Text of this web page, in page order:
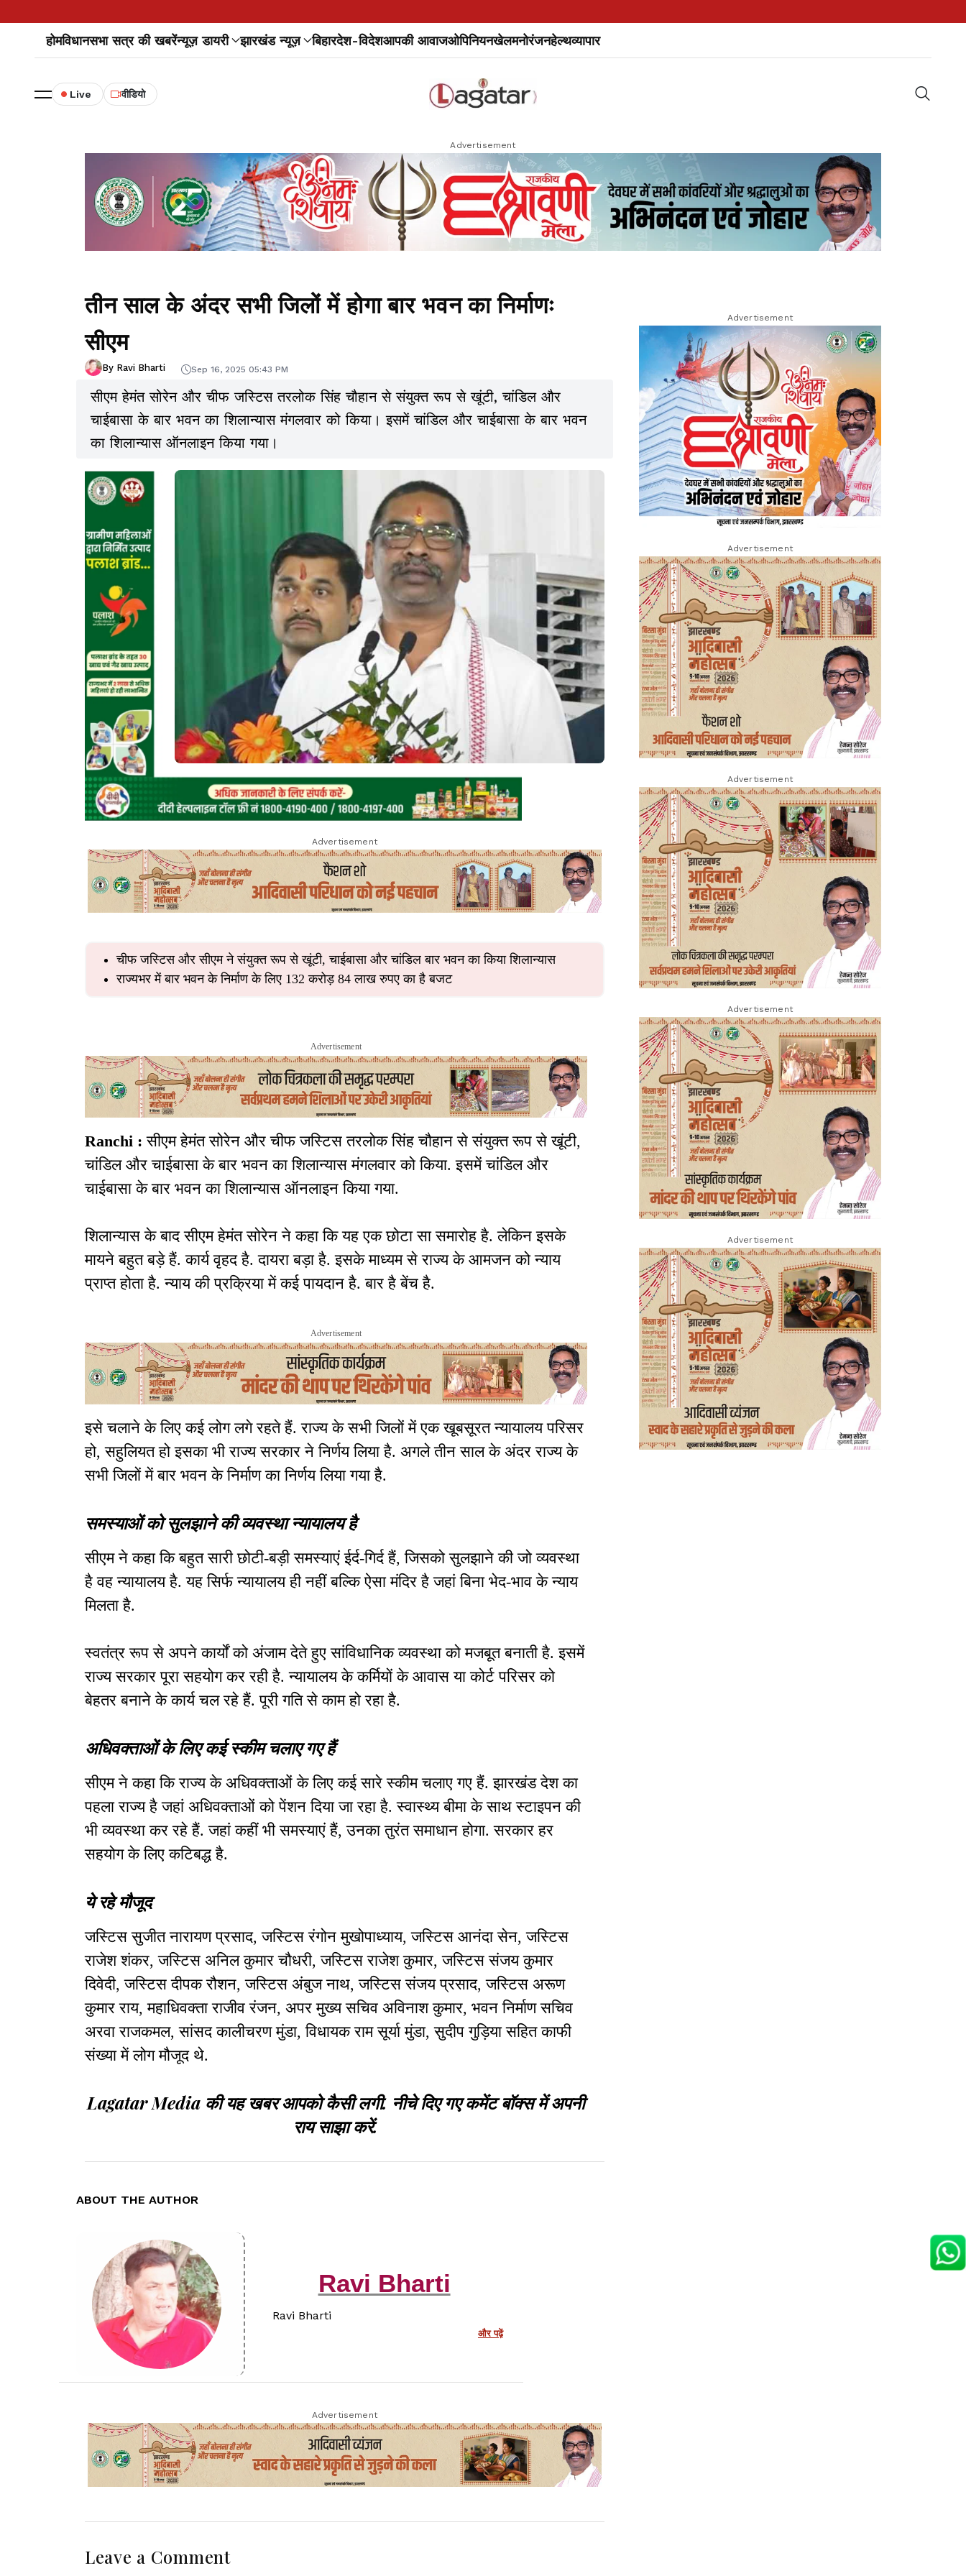
होमविधानसभा सत्र की खबरेंन्यूज़ डायरी झारखंड न्यूज़ बिहारदेश-विदेशआपकी आवाजओपिनियनखेलमनोरंजनहेल्थव्यापार
Live वीडियो
Advertisement
तीन साल के अंदर सभी जिलों में होगा बार भवन का निर्माणः
सीएम
By Ravi Bharti Sep 16, 2025 05:43 PM
सीएम हेमंत सोरेन और चीफ जस्टिस तरलोक सिंह चौहान से संयुक्त रूप से खूंटी, चांडिल और
चाईबासा के बार भवन का शिलान्यास मंगलवार को किया। इसमें चांडिल और चाईबासा के बार भवन
का शिलान्यास ऑनलाइन किया गया।
Advertisement
चीफ जस्टिस और सीएम ने संयुक्त रूप से खूंटी, चाईबासा और चांडिल बार भवन का किया शिलान्यास
राज्यभर में बार भवन के निर्माण के लिए 132 करोड़ 84 लाख रुपए का है बजट
Advertisement
Ranchi :सीएम हेमंत सोरेन और चीफ जस्टिस तरलोक सिंह चौहान से संयुक्त रूप से खूंटी,
चांडिल और चाईबासा के बार भवन का शिलान्यास मंगलवार को किया. इसमें चांडिल और
चाईबासा के बार भवन का शिलान्यास ऑनलाइन किया गया.
शिलान्यास के बाद सीएम हेमंत सोरेन ने कहा कि यह एक छोटा सा समारोह है. लेकिन इसके
मायने बहुत बड़े हैं. कार्य वृहद है. दायरा बड़ा है. इसके माध्यम से राज्य के आमजन को न्याय
प्राप्त होता है. न्याय की प्रक्रिया में कई पायदान है. बार है बेंच है.
Advertisement
इसे चलाने के लिए कई लोग लगे रहते हैं. राज्य के सभी जिलों में एक खूबसूरत न्यायालय परिसर
हो, सहुलियत हो इसका भी राज्य सरकार ने निर्णय लिया है. अगले तीन साल के अंदर राज्य के
सभी जिलों में बार भवन के निर्माण का निर्णय लिया गया है.
समस्याओं को सुलझाने की व्यवस्था न्यायालय है
सीएम ने कहा कि बहुत सारी छोटी-बड़ी समस्याएं ईर्द-गिर्द हैं, जिसको सुलझाने की जो व्यवस्था
है वह न्यायालय है. यह सिर्फ न्यायालय ही नहीं बल्कि ऐसा मंदिर है जहां बिना भेद-भाव के न्याय
मिलता है.
स्वतंत्र रूप से अपने कार्यों को अंजाम देते हुए सांविधानिक व्यवस्था को मजबूत बनाती है. इसमें
राज्य सरकार पूरा सहयोग कर रही है. न्यायालय के कर्मियों के आवास या कोर्ट परिसर को
बेहतर बनाने के कार्य चल रहे हैं. पूरी गति से काम हो रहा है.
अधिवक्ताओं के लिए कई स्कीम चलाए गए हैं
सीएम ने कहा कि राज्य के अधिवक्ताओं के लिए कई सारे स्कीम चलाए गए हैं. झारखंड देश का
पहला राज्य है जहां अधिवक्ताओं को पेंशन दिया जा रहा है. स्वास्थ्य बीमा के साथ स्टाइपन की
भी व्यवस्था कर रहे हैं. जहां कहीं भी समस्याएं हैं, उनका तुरंत समाधान होगा. सरकार हर
सहयोग के लिए कटिबद्ध है.
ये रहे मौजूद
जस्टिस सुजीत नारायण प्रसाद, जस्टिस रंगोन मुखोपाध्याय, जस्टिस आनंदा सेन, जस्टिस
राजेश शंकर, जस्टिस अनिल कुमार चौधरी, जस्टिस राजेश कुमार, जस्टिस संजय कुमार
दिवेदी, जस्टिस दीपक रौशन, जस्टिस अंबुज नाथ, जस्टिस संजय प्रसाद, जस्टिस अरूण
कुमार राय, महाधिवक्ता राजीव रंजन, अपर मुख्य सचिव अविनाश कुमार, भवन निर्माण सचिव
अरवा राजकमल, सांसद कालीचरण मुंडा, विधायक राम सूर्या मुंडा, सुदीप गुड़िया सहित काफी
संख्या में लोग मौजूद थे.
Lagatar Media की यह खबर आपको कैसी लगी. नीचे दिए गए कमेंट बॉक्स में अपनी
राय साझा करें.
ABOUT THE AUTHOR
Ravi Bharti
Ravi Bharti
और पढ़ें
Advertisement
Leave a Comment
Advertisement
Advertisement
Advertisement
Advertisement
Advertisement